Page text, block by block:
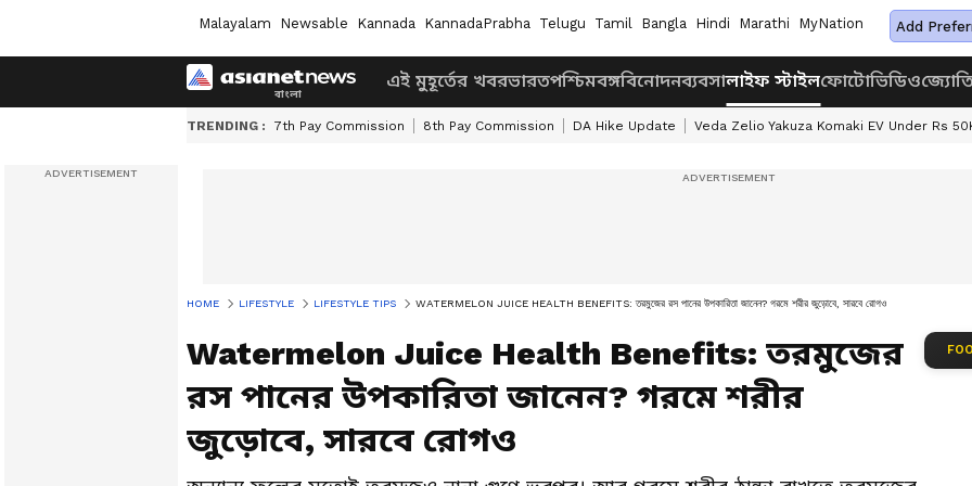
Malayalam Newsable Kannada KannadaPrabha Telugu Tamil Bangla Hindi Marathi MyNation Add
এই মুহূর্তের খবরভারতপশ্চিমবঙ্গবিনোদনব্যবসালাইফ স্টাইলফোটোভিডিও
TRENDING : 7th Pay Commission 8th Pay Commission DA Hike Update Veda Zelio Yakuza Komaki EV Under Rs
HOME LIFESTYLE LIFESTYLE TIPS WATERMELON JUICE HEALTH BENEFITS: তরমুজের রস পানের উপকারিতা জানেন? গরমে শরীর জুড়োবে, সারবে রোগও
Watermelon Juice Health Benefits: তরমুজের
রস পানের উপকারিতা জানেন? গরমে শরীর
জুড়োবে, সারবে রোগও